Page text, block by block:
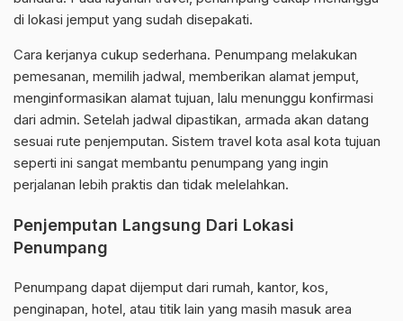
di lokasi jemput yang sudah disepakati.
Cara kerjanya cukup sederhana. Penumpang melakukan
pemesanan, memilih jadwal, memberikan alamat jemput,
menginformasikan alamat tujuan, lalu menunggu konfirmasi
dari admin. Setelah jadwal dipastikan, armada akan datang
sesuai rute penjemputan. Sistem travel kota asal kota tujuan
seperti ini sangat membantu penumpang yang ingin
perjalanan lebih praktis dan tidak melelahkan.
Penjemputan Langsung Dari Lokasi
Penumpang
Penumpang dapat dijemput dari rumah, kantor, kos,
penginapan, hotel, atau titik lain yang masih masuk area